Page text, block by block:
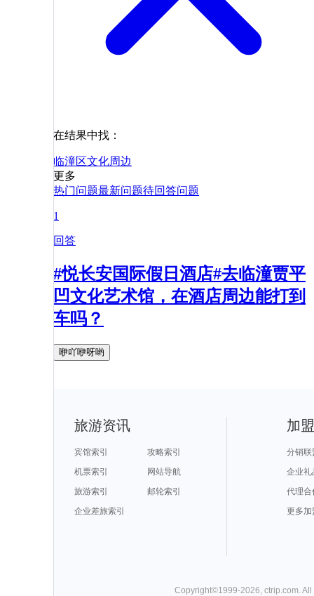
在结果中找：
临潼区文化周边
更多
热门问题最新问题待回答问题
1
回答
#悦长安国际假日酒店#去临潼贾平
凹文化艺术馆，在酒店周边能打到
车吗？
咿吖咿呀哟
旅游资讯
宾馆索引
攻略索引
机票索引
网站导航
旅游索引
邮轮索引
企业差旅索引
加
分销联
企业礼
代理合
更多加
Copyright©1999-2026 ctrip.com .